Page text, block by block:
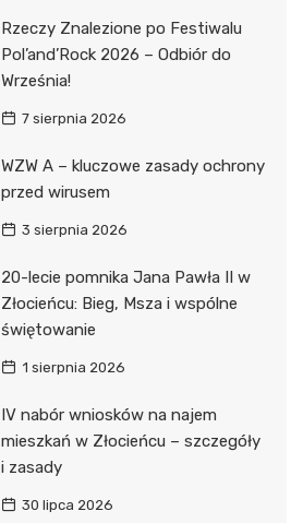
Rzeczy Znalezione po Festiwalu
Pol’and’Rock 2026 – Odbiór do
Września!
7 sierpnia 2026
WZW A – kluczowe zasady ochrony
przed wirusem
3 sierpnia 2026
20-lecie pomnika Jana Pawła II w
Złocieńcu: Bieg, Msza i wspólne
świętowanie
1 sierpnia 2026
IV nabór wniosków na najem
mieszkań w Złocieńcu – szczegóły
i zasady
30 lipca 2026